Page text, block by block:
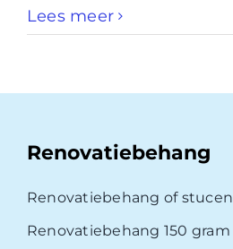
Lees meer
Renovatiebehang
Renovatiebehang of stucen
Renovatiebehang 150 gram